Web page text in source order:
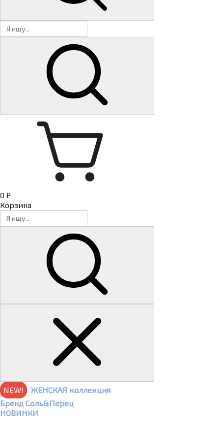
0 ₽
Корзина
NEW!
ЖЕНСКАЯ коллекция
Бренд Соль&Перец
НОВИНКИ